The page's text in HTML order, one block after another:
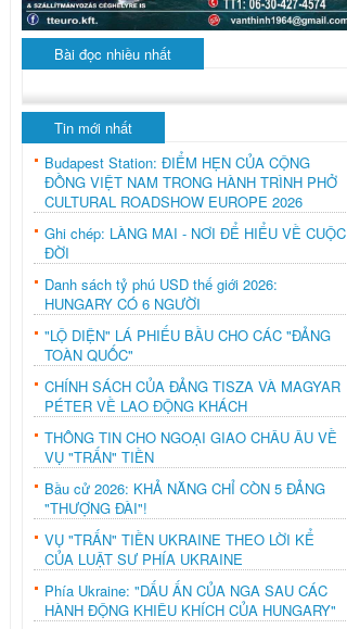
Bài đọc nhiều nhất
Tin mới nhất
Budapest Station: ĐIỂM HẸN CỦA CỘNG
ĐỒNG VIỆT NAM TRONG HÀNH TRÌNH PHỞ
CULTURAL ROADSHOW EUROPE 2026
Ghi chép: LÀNG MAI - NƠI ĐỂ HIỂU VỀ CUỘC
ĐỜI
Danh sách tỷ phú USD thế giới 2026:
HUNGARY CÓ 6 NGƯỜI
"LỘ DIỆN" LÁ PHIẾU BẦU CHO CÁC "ĐẢNG
TOÀN QUỐC"
CHÍNH SÁCH CỦA ĐẢNG TISZA VÀ MAGYAR
PÉTER VỀ LAO ĐỘNG KHÁCH
THÔNG TIN CHO NGOẠI GIAO CHÂU ÂU VỀ
VỤ "TRẤN" TIỀN
Bầu cử 2026: KHẢ NĂNG CHỈ CÒN 5 ĐẢNG
"THƯỢNG ĐÀI"!
VỤ "TRẤN" TIỀN UKRAINE THEO LỜI KỂ
CỦA LUẬT SƯ PHÍA UKRAINE
Phía Ukraine: "DẤU ẤN CỦA NGA SAU CÁC
HÀNH ĐỘNG KHIÊU KHÍCH CỦA HUNGARY"